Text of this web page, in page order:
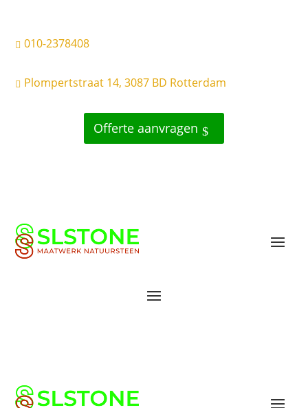
 010-2378408
 Plompertstraat 14, 3087 BD Rotterdam
Offerte aanvragen